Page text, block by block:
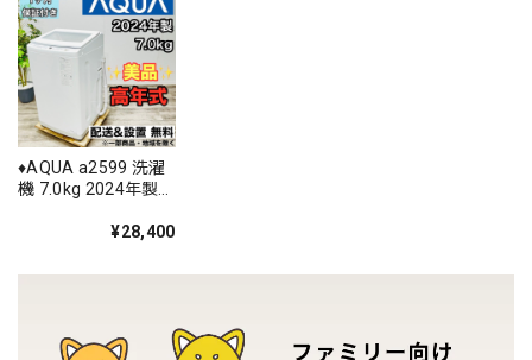
♦️AQUA a2599 洗濯
機 7.0kg 2024年製
¥28,400